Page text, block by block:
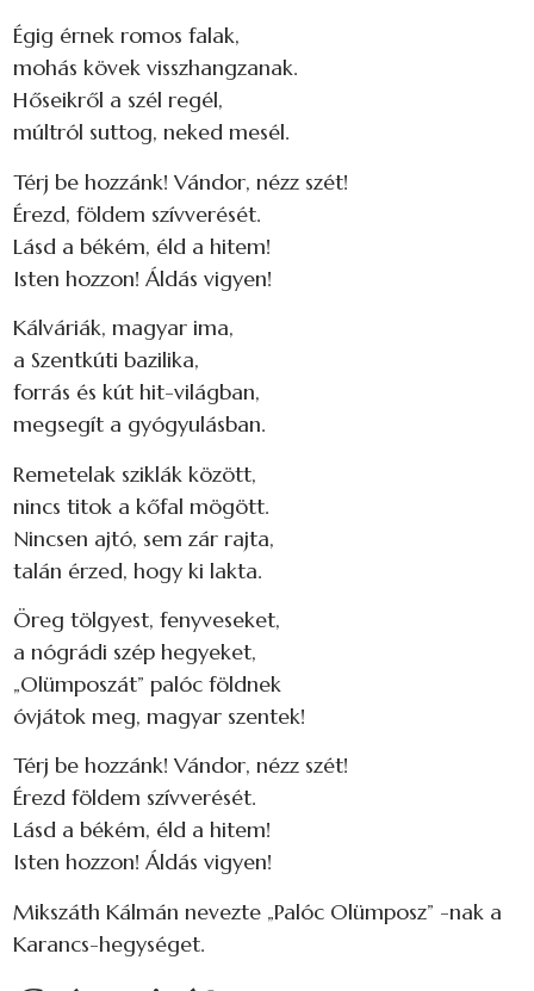
Égig érnek romos falak,
mohás kövek visszhangzanak.
Hőseikről a szél regél,
múltról suttog, neked mesél.
Térj be hozzánk! Vándor, nézz szét!
Érezd, földem szívverését.
Lásd a békém, éld a hitem!
Isten hozzon! Áldás vigyen!
Kálváriák, magyar ima,
a Szentkúti bazilika,
forrás és kút hit-világban,
megsegít a gyógyulásban.
Remetelak sziklák között,
nincs titok a kőfal mögött.
Nincsen ajtó, sem zár rajta,
talán érzed, hogy ki lakta.
Öreg tölgyest, fenyveseket,
a nógrádi szép hegyeket,
„Olümposzát” palóc földnek
óvjátok meg, magyar szentek!
Térj be hozzánk! Vándor, nézz szét!
Érezd földem szívverését.
Lásd a békém, éld a hitem!
Isten hozzon! Áldás vigyen!
Mikszáth Kálmán nevezte „Palóc Olümposz” -nak a
Karancs-hegységet.